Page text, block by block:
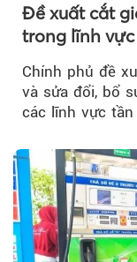
Đề xuất cắt
trong lĩnh
Chính phủ đề
và sửa đổi, bổ
các lĩnh vực
thời đẩy mạnh
hành chính.